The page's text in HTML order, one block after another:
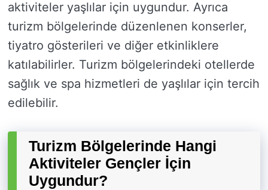
aktiviteler yaşlılar için uygundur. Ayrıca
turizm bölgelerinde düzenlenen konserler,
tiyatro gösterileri ve diğer etkinliklere
katılabilirler. Turizm bölgelerindeki otellerde
sağlık ve spa hizmetleri de yaşlılar için tercih
edilebilir.
Turizm Bölgelerinde Hangi
Aktiviteler Gençler İçin
Uygundur?